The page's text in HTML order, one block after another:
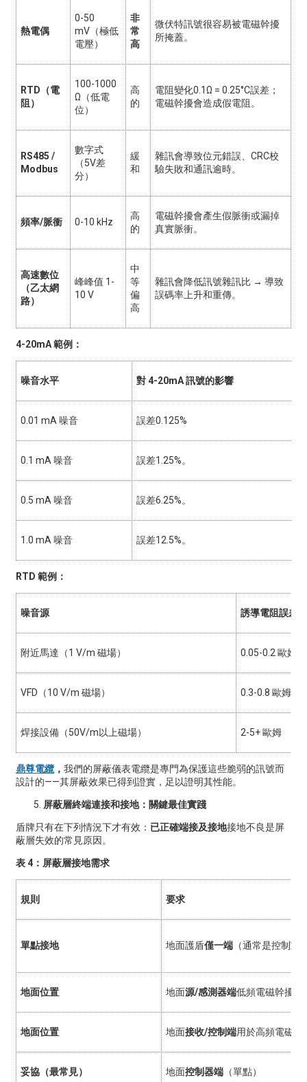
熱電偶
0-50
mV（極低
電壓）
非
常
高
微伏特訊號很容易被電磁幹擾
所掩蓋。
RTD（電
阻）
100-1000
Ω（低電
位）
高
的
電阻變化0.1Ω = 0.25°C誤差；
電磁幹擾會造成假電阻。
RS485 /
Modbus
數字式
（5V差
分）
緩
和
雜訊會導致位元錯誤、CRC校
驗失敗和通訊逾時。
頻率/脈衝 0-10 kHz
高
的
電磁幹擾會產生假脈衝或漏掉
真實脈衝。
高速數位
（乙太網
路）
峰峰值 1-
10 V
中
等
偏
高
雜訊會降低訊號雜訊比 → 導致
誤碼率上升和重傳。
4-20mA 範例：
噪音水平 對 4-20mA 訊號的影響
0.01 mA 噪音 誤差0.125%
0.1 mA 噪音 誤差1.25%。
0.5 mA 噪音 誤差6.25%。
1.0 mA 噪音 誤差12.5%。
RTD 範例：
噪音源 誘導電阻誤差
附近馬達（1 V/m 磁場） 0.05-0.2 歐姆
VFD（10 V/m 磁場） 0.3-0.8 歐姆
焊接設備（50V/m以上磁場） 2-5+ 歐姆
鼎尊電纜， 我們的屏蔽儀表電纜是專門為保護這些脆弱的訊號而
設計的——其屏蔽效果已得到證實，足以證明其性能。
屏蔽層終端連接和接地：關鍵最佳實踐
盾牌只有在下列情況下才有效： 已正確端接及接地接地不良是屏
蔽層失效的常見原因。
表 4：屏蔽層接地需求
規則 要求
單點接地 地面護盾僅一端（通常是控制室/
地面位置 地面源/感測器端低頻電磁幹擾
地面位置 地面接收/控制端用於高頻電磁幹
妥協（最常見） 地面控制器端（單點）